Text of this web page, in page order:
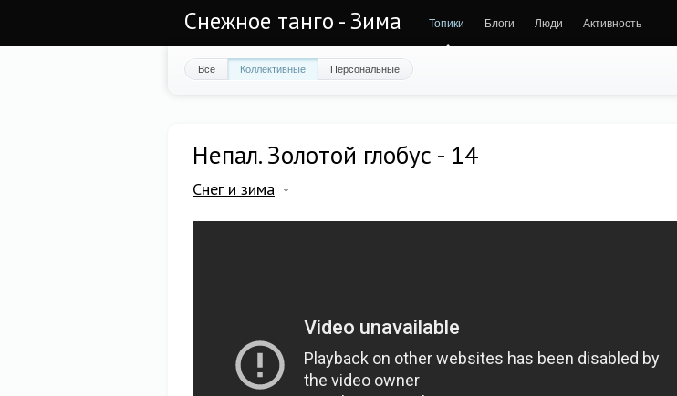
Снежное танго - Зима Топики Блоги Люди Активность
Все Коллективные Персональные
Непал. Золотой глобус - 14
Снег и зима